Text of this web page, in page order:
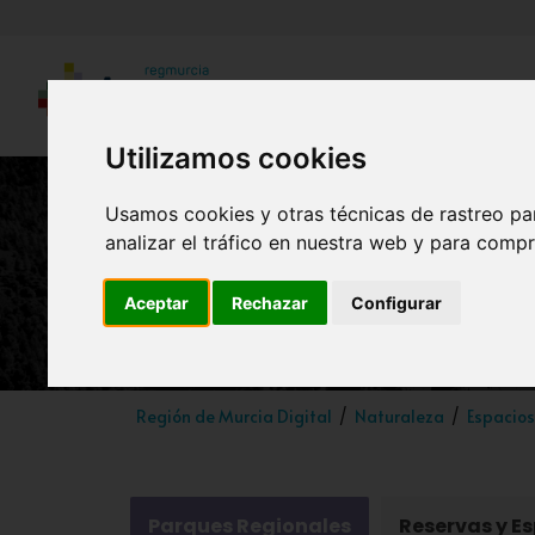
Utilizamos cookies
Usamos cookies y otras técnicas de rastreo
analizar el tráfico en nuestra web y para
Aceptar Rechazar Configurar
Región de Murcia Digital Naturaleza
Parques Regionales Reservas y